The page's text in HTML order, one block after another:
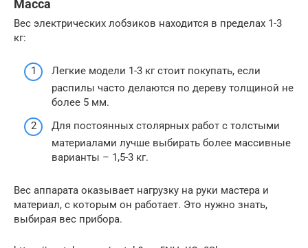
Масса
Вес электрических лобзиков находится в пределах 1-3
кг:
Легкие модели 1-3 кг стоит покупать, если
распилы часто делаются по дереву толщиной не
более 5 мм.
Для постоянных столярных работ с толстыми
материалами лучше выбирать более массивные
варианты – 1,5-3 кг.
Вес аппарата оказывает нагрузку на руки мастера и
материал, с которым он работает. Это нужно знать,
выбирая вес прибора.